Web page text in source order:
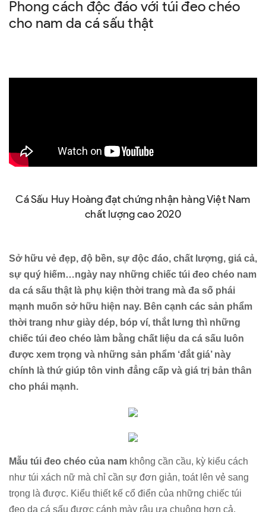
Phong cách độc đáo với túi đeo chéo
cho nam da cá sấu thật
Cá Sấu Huy Hoàng đạt chứng nhận hàng Việt Nam
chất lượng cao 2020
Sở hữu vẻ đẹp, độ bền, sự độc đáo, chất lượng, giá cả,
sự quý hiếm…ngày nay những chiếc túi đeo chéo nam
da cá sấu thật là phụ kiện thời trang mà đa số phái
mạnh muốn sở hữu hiện nay. Bên cạnh các sản phẩm
thời trang như giày dép, bóp ví, thắt lưng thì những
chiếc túi đeo chéo làm bằng chất liệu da cá sấu luôn
được xem trọng và những sản phẩm ‘đắt giá’ này
chính là thứ giúp tôn vinh đẳng cấp và giá trị bản thân
cho phái mạnh.
Mẫu túi đeo chéo của nam không cần cầu, kỳ kiểu cách
như túi xách nữ mà chỉ cần sự đơn giản, toát lên vẻ sang
trọng là được. Kiểu thiết kế cổ điển của những chiếc túi
đeo da cá sấu được cánh mày râu ưa chuộng hơn cả.